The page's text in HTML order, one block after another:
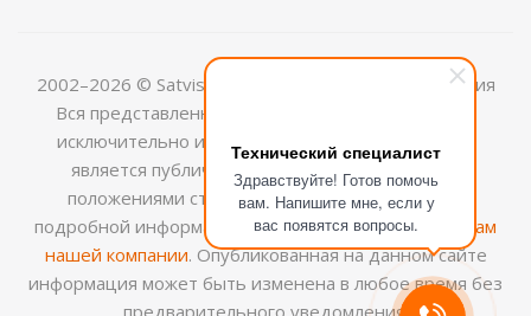
Технический специалист
Здравствуйте! Готов помочь
вам. Напишите мне, если у
вас появятся вопросы.
2002–2026 © Satvision — системы видеонаблюдения
Вся представленная на сайте информация носит
исключительно информационный характер и не
является публичной офертой, определяемой
положениями ст.437 (2) ГК РФ. Для получения
подробной информации обращайтесь кменеджерам
нашей компании. Опубликованная на данном сайте
информация может быть изменена в любое время без
предварительного уведомления.